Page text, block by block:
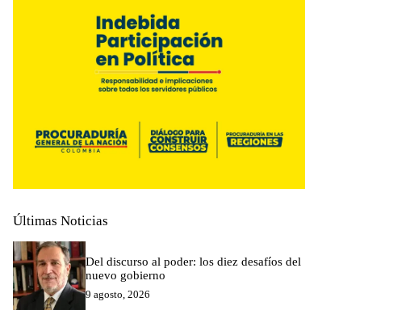
Últimas Noticias
Del discurso al poder: los diez desafíos del
nuevo gobierno
9 agosto, 2026